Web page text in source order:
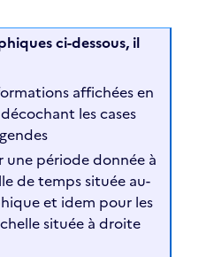
ci-dessous, il
affichées en
les cases
une période donnée à
de temps située au-
et idem pour les
située à droite